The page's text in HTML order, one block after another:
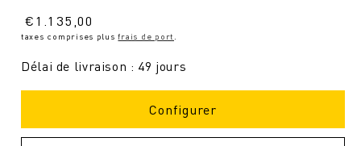
Prix
normal
€1.135,00
taxes comprises plusfrais de port
Délai de livraison : 49 jours
Configurer